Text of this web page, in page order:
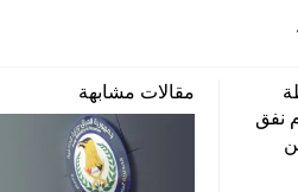
مقالات مشابهة
نفق